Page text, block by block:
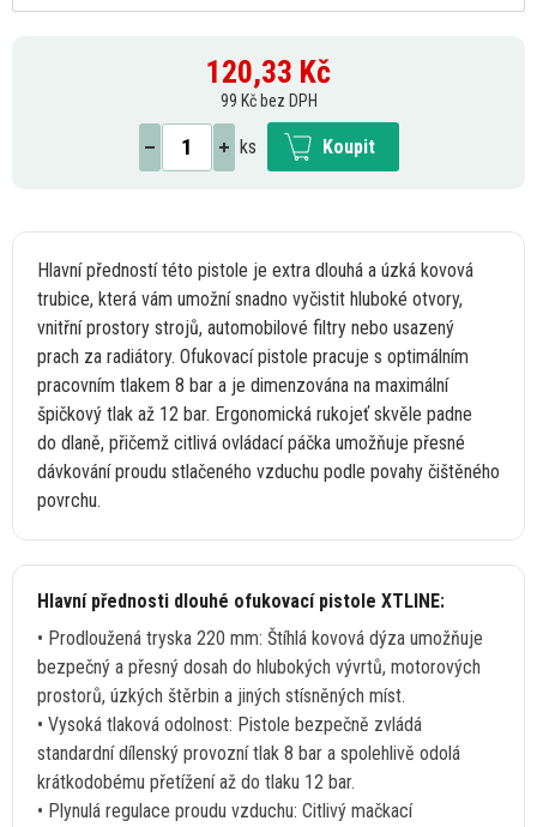
120,33 Kč
99 Kč bez DPH
ks Koupit
Hlavní předností této pistole je extra dlouhá a úzká kovová
trubice, která vám umožní snadno vyčistit hluboké otvory,
vnitřní prostory strojů, automobilové filtry nebo usazený
prach za radiátory. Ofukovací pistole pracuje s optimálním
pracovním tlakem 8 bar a je dimenzována na maximální
špičkový tlak až 12 bar. Ergonomická rukojeť skvěle padne
do dlaně, přičemž citlivá ovládací páčka umožňuje přesné
dávkování proudu stlačeného vzduchu podle povahy čištěného
povrchu.
Hlavní přednosti dlouhé ofukovací pistole XTLINE:
• Prodloužená tryska 220 mm: Štíhlá kovová dýza umožňuje
bezpečný a přesný dosah do hlubokých vývrtů, motorových
prostorů, úzkých štěrbin a jiných stísněných míst.
• Vysoká tlaková odolnost: Pistole bezpečně zvládá
standardní dílenský provozní tlak 8 bar a spolehlivě odolá
krátkodobému přetíženíaž do tlaku 12 bar.
• Plynulá regulace proudu vzduchu: Citlivý mačkací